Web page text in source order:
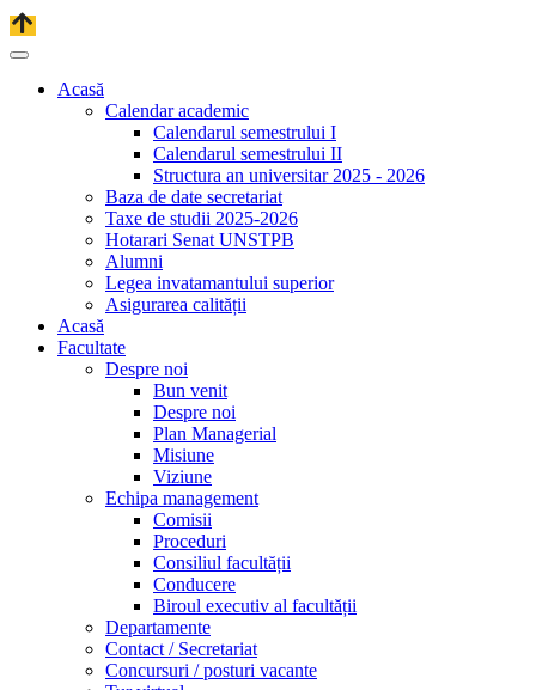
Acasă
Calendar academic
Calendarul semestrului I
Calendarul semestrului II
Structura an universitar 2025 - 2026
Baza de date secretariat
Taxe de studii 2025-2026
Hotarari Senat UNSTPB
Alumni
Legea invatamantului superior
Asigurarea calității
Acasă
Facultate
Despre noi
Bun venit
Despre noi
Plan Managerial
Misiune
Viziune
Echipa management
Comisii
Proceduri
Consiliul facultății
Conducere
Biroul executiv al facultății
Departamente
Contact / Secretariat
Concursuri / posturi vacante